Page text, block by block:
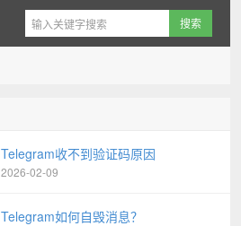
Telegram收不到验证码原因
2026-02-09
Telegram如何自毁消息？